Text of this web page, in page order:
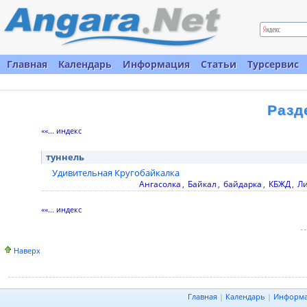
Главная Календарь Информация Статьи Турсервис
««... индекс
туннель
Удивительная Кругобайкалка
Ангасолка , Байкал , байдарка , КБЖД,
««... индекс
Наверх
Главная | Календарь |